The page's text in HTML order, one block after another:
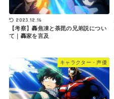
2023.12.16
【考察】轟焦凍と荼毘の兄弟説につい
て｜轟家を言及
キャラクター・声優